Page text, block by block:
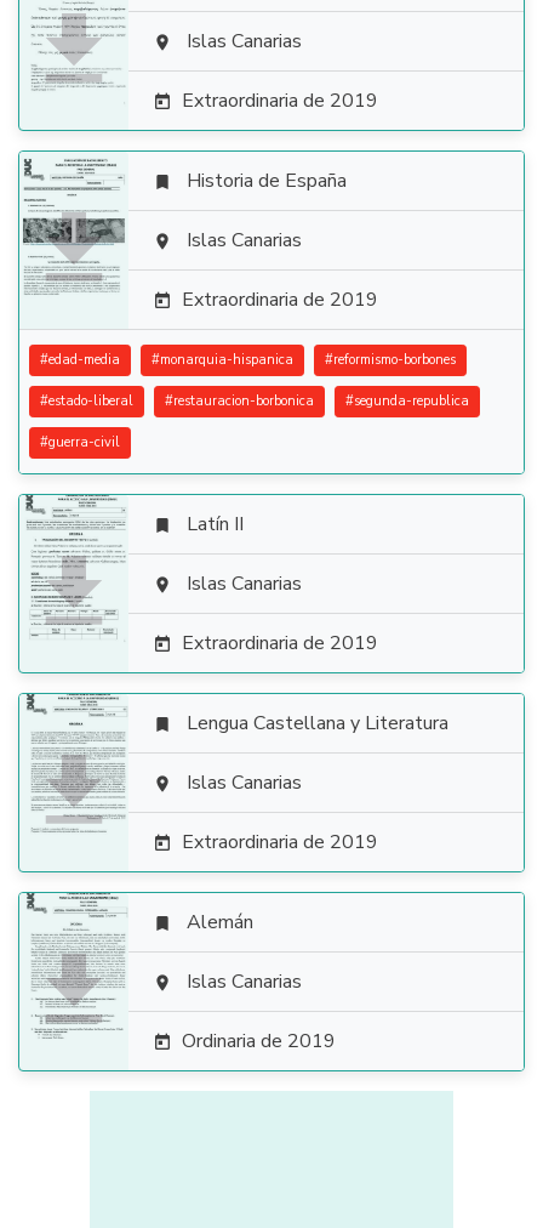
  Islas Canarias
 Extraordinaria de 2019

 Historia de España
 Islas Canarias
 Extraordinaria de 2019
#edad-media #monarquia-hispanica #reformismo-borbones
#estado-liberal #restauracion-borbonica #segunda-republica
#guerra-civil

 Latín II
 Islas Canarias
 Extraordinaria de 2019

 Lengua Castellana y Literatura
 Islas Canarias
 Extraordinaria de 2019

 Alemán
 Islas Canarias
 Ordinaria de 2019